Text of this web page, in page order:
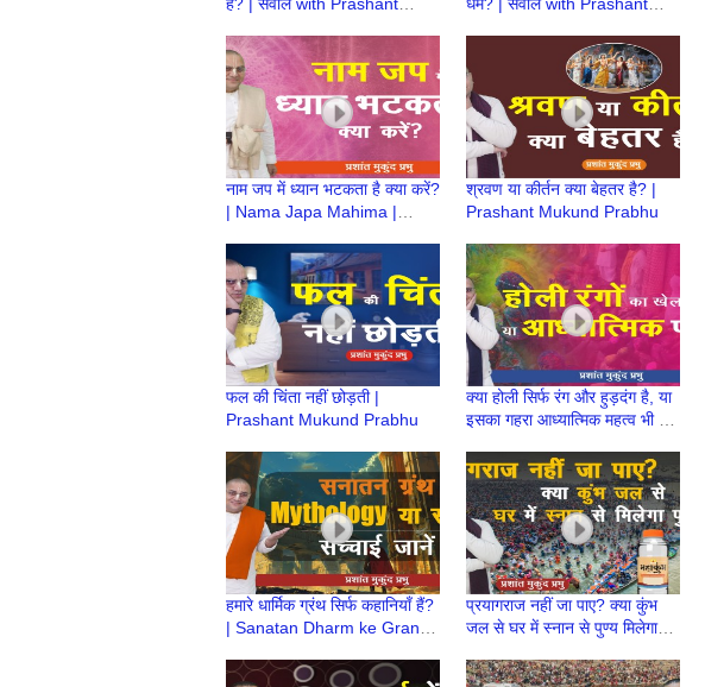
नाम जप में ध्यान भटकता है क्या करें?
| Nama Japa Mahima |
श्रवण या कीर्तन क्या बेहतर है? |
Prashant Mukund Prabhu
फल की चिंता नहीं छोड़ती |
Prashant Mukund Prabhu
क्या होली सिर्फ रंग और हुड़दंग है, या
इसका गहरा आध्यात्मिक महत्व भी है?
हमारे धार्मिक ग्रंथ सिर्फ कहानियाँ हैं?
| Sanatan Dharm ke Granth
Prabhu
प्रयागराज नहीं जा पाए? क्या कुंभ
जल से घर में स्नान से पुण्य मिलेगा? |